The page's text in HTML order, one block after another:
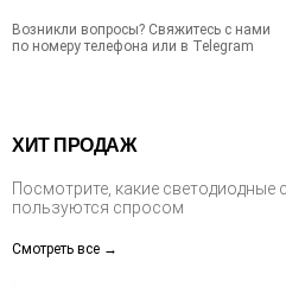
Возникли вопросы? Свяжитесь с нами
по номеру телефона или в Telegram
ХИТ ПРОДАЖ
Посмотрите, какие светодиодные
пользуются спросом
Смотреть все →